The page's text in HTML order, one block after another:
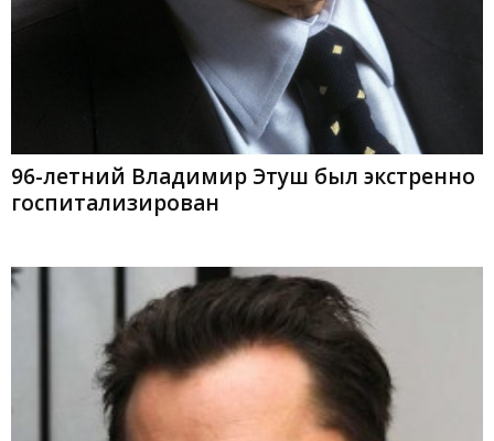
96-летний Владимир Этуш был экстренно
госпитализирован